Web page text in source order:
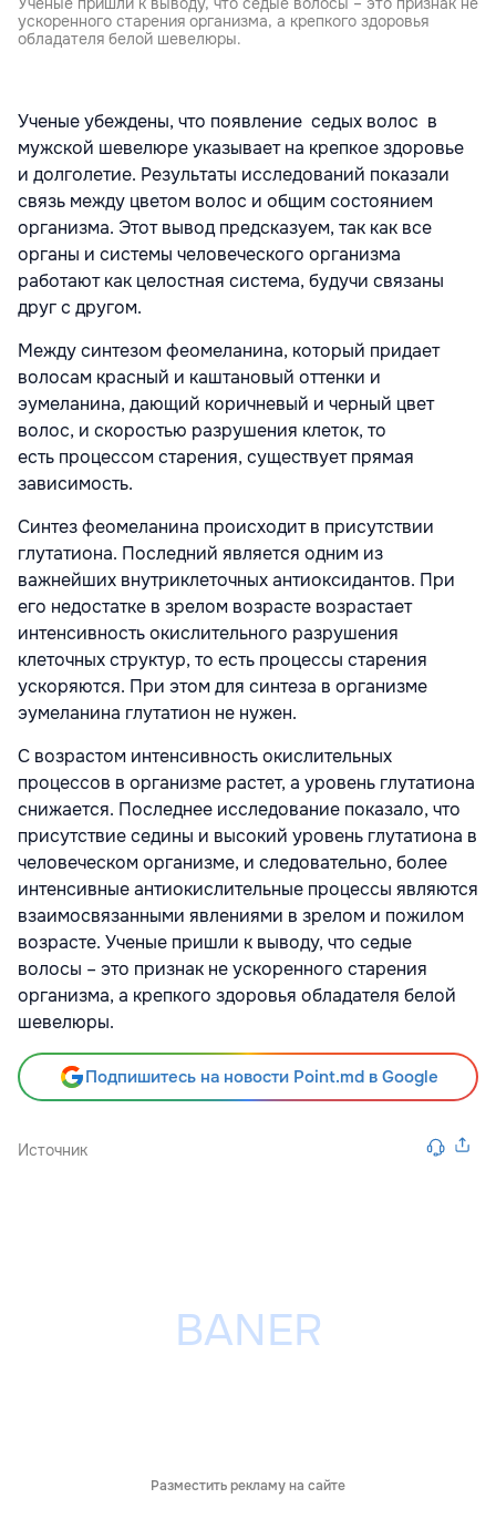
ускоренного старения организма, а крепкого здоровья
обладателя белой шевелюры.
Ученые убеждены, что появление седых волос в
мужской шевелюре указывает на крепкое здоровье
и долголетие. Результаты исследований показали
связь между цветом волос и общим состоянием
организма. Этот вывод предсказуем, так как все
органы и системы человеческого организма
работают как целостная система, будучи связаны
друг с другом.
Между синтезом феомеланина, который придает
волосам красный и каштановый оттенки и
эумеланина, дающий коричневый и черный цвет
волос, и скоростью разрушения клеток, то
есть процессом старения, существует прямая
зависимость.
Синтез феомеланина происходит в присутствии
глутатиона. Последний является одним из
важнейших внутриклеточных антиоксидантов. При
его недостатке в зрелом возрасте возрастает
интенсивность окислительного разрушения
клеточных структур, то есть процессы старения
ускоряются. При этом для синтеза в организме
эумеланина глутатион не нужен.
С возрастом интенсивность окислительных
процессов в организме растет, а уровень глутатиона
снижается. Последнее исследование показало, что
присутствие седины и высокий уровень глутатиона в
человеческом организме, и следовательно, более
интенсивные антиокислительные процессы являются
взаимосвязанными явлениями в зрелом и пожилом
возрасте. Ученые пришли к выводу, что седые
волосы – это признак не ускоренного старения
организма, а крепкого здоровья обладателя белой
шевелюры.
Подпишитесь на новости Point.md в Google
Источник
Разместить рекламу на сайте